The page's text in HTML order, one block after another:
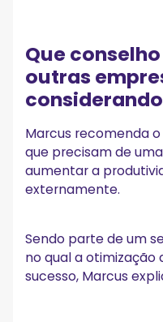
Que
outras
Marcus recomenda
que precisam de
aumentar a
externamente.
Sendo parte de um
no qual a otimização
sucesso, Marcus